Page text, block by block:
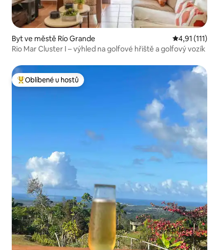
Byt ve městě Río Grande Průměrné
4,91 (111)
Rio Mar Cluster I – výhled na golfové hřiště a golfový vozík
Nejlepší v kategorii Oblíbené u hostů
Oblíbené u hostů